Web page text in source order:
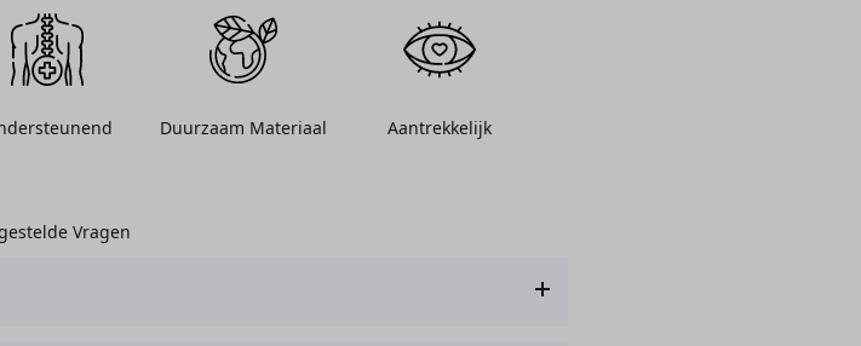
Duurzaam Materiaal Aantrekkelijk
Vragen